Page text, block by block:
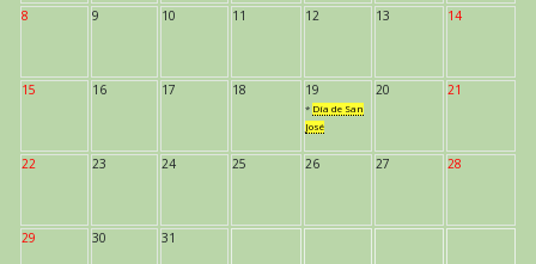
8 9 10 11 12 13 14
15 16 17 18 19
* Día de San
José
20 21
22 23 24 25 26 27 28
29 30 31